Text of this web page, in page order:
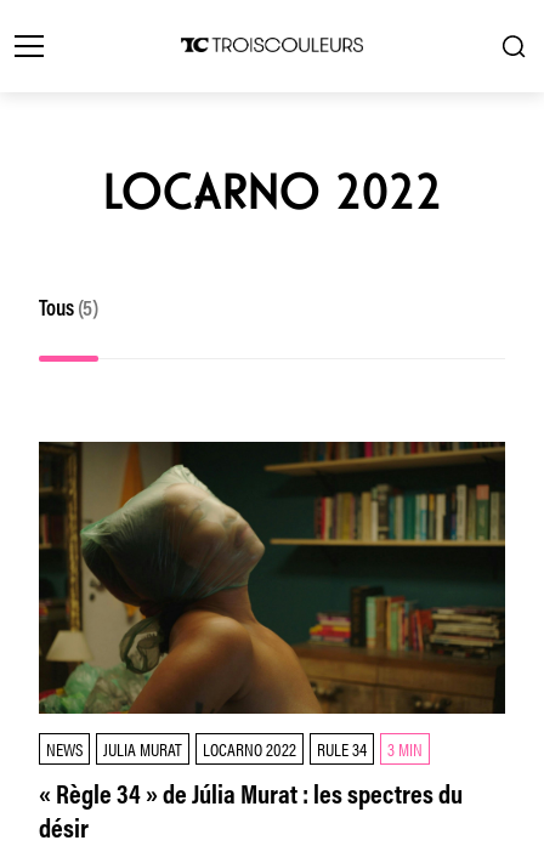
LOCARNO 2022
Tous (5)
NEWS JULIA MURAT LOCARNO 2022 RULE 34 3 MIN
« Règle 34 » de Júlia Murat : les spectres du
désir